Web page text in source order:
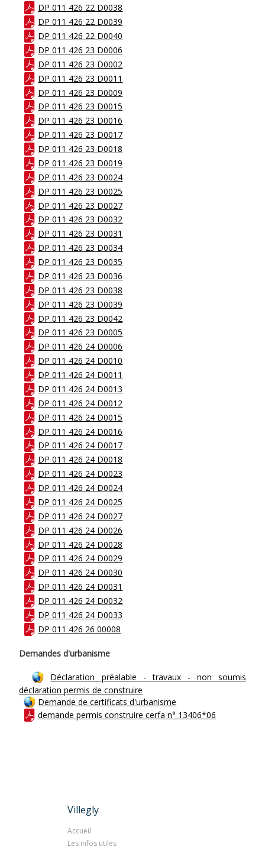
DP 011 426 22 D0038
DP 011 426 22 D0039
DP 011 426 22 D0040
DP 011 426 23 D0006
DP 011 426 23 D0002
DP 011 426 23 D0011
DP 011 426 23 D0009
DP 011 426 23 D0015
DP 011 426 23 D0016
DP 011 426 23 D0017
DP 011 426 23 D0018
DP 011 426 23 D0019
DP 011 426 23 D0024
DP 011 426 23 D0025
DP 011 426 23 D0027
DP 011 426 23 D0032
DP 011 426 23 D0031
DP 011 426 23 D0034
DP 011 426 23 D0035
DP 011 426 23 D0036
DP 011 426 23 D0038
DP 011 426 23 D0039
DP 011 426 23 D0042
DP 011 426 23 D0005
DP 011 426 24 D0006
DP 011 426 24 D0010
DP 011 426 24 D0011
DP 011 426 24 D0013
DP 011 426 24 D0012
DP 011 426 24 D0015
DP 011 426 24 D0016
DP 011 426 24 D0017
DP 011 426 24 D0018
DP 011 426 24 D0023
DP 011 426 24 D0024
DP 011 426 24 D0025
DP 011 426 24 D0027
DP 011 426 24 D0026
DP 011 426 24 D0028
DP 011 426 24 D0029
DP 011 426 24 D0030
DP 011 426 24 D0031
DP 011 426 24 D0032
DP 011 426 24 D0033
DP 011 426 26 00008
Demandes d'urbanisme
Déclaration préalable - travaux - non soumis
déclaration permis de construire
Demande de certificats d'urbanisme
demande permis construire cerfa n° 13406*06
Villegly
Accueil
Les infos utiles